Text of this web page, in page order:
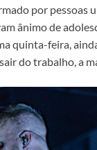
por pessoas
ânimo de
quinta-feira,
do trabalho, a